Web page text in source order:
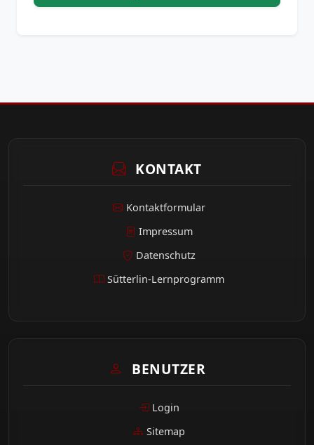
KONTAKT
Kontaktformular
Impressum
Datenschutz
Sütterlin-Lernprogramm
BENUTZER
Login
Sitemap